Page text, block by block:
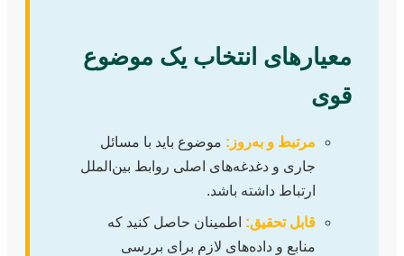
معیارهای انتخاب یک موضوع
قوی
مرتبط و به‌روز: موضوع باید با مسائل
جاری و دغدغه‌های اصلی روابط بین‌الملل
ارتباط داشته باشد.
قابل تحقیق: اطمینان حاصل کنید که
منابع و داده‌های لازم برای بررسی